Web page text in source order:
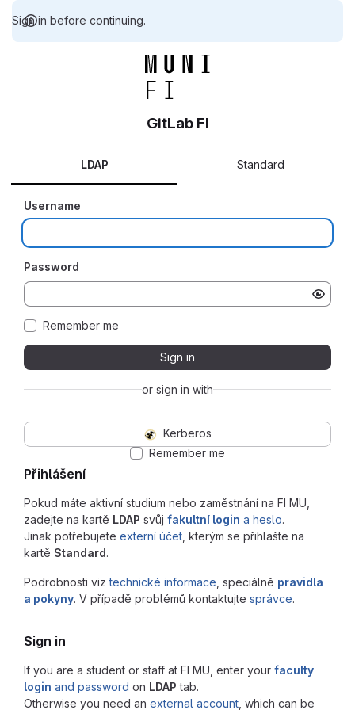
Sign in before continuing.
Přihlášení
Pokud máte aktivní studium nebo zaměstnání na FI MU,
zadejte na kartě LDAP svůj fakultní login a heslo.
Jinak potřebujete externí účet , kterým se přihlašte na
kartě Standard.
Podrobnosti viztechnické informace , speciálně pravidla
a pokyny. V případě problémů kontaktujte správce.
Sign in
If you are a student or staff at FI MU, enter your faculty
login and password on LDAP tab.
Otherwise you need an external account , which can be
GitLab FI
LDAP Standard
Username
Password
Remember me
Sign in
or sign in with
Kerberos
Remember me